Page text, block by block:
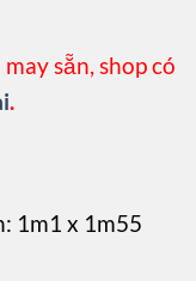
sẵn, shop có
.
1m1 x 1m55